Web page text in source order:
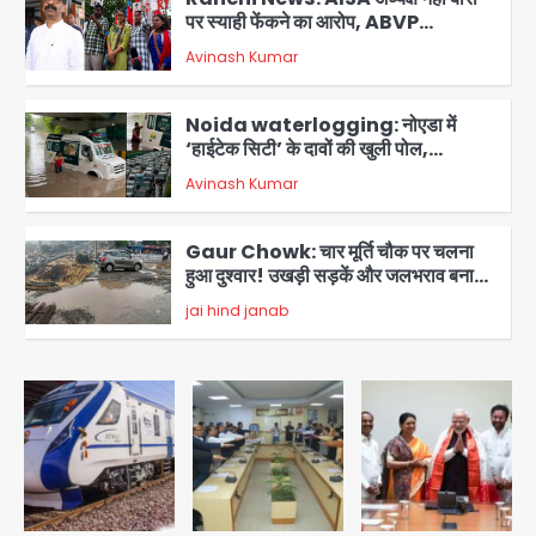
3
पर स्याही फेंकने का आरोप, ABVP
कार्यकर्ताओं पर एक्शन; हेमंत सोरेन ने दी
प्रतिक्रिया
Avinash Kumar
4
Noida waterlogging: नोएडा में
‘हाईटेक सिटी’ के दावों की खुली पोल,
सेक्टर-95 अंडरपास में 3-4 फीट भरा पानी,
आधे घंटे तक फंसी रही एम्बुलेंस
Avinash Kumar
5
Gaur Chowk: चार मूर्ति चौक पर चलना
हुआ दुश्वार! उखड़ी सड़कें और जलभराव बना
आफत, अंडरपास पर भी खतरा
jai hind janab
1
Greater Noida (Badalpur):
सरिया लदा कैंटर अनियंत्रित होकर घुसा
किराना दुकान में , ड्राइवर की मौत
Avinash Kumar
DC Movie Review: लोकेश कनगराज की
एक्टिंग डेब्यू फिल्म विजुअली स्ट्राइकिंग लेकिन